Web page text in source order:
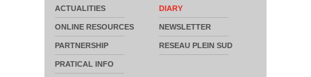
ACTUALITIES DIARY
ONLINE RESOURCES NEWSLETTER
PARTNERSHIP RESEAU PLEIN SUD
PRATICAL INFO